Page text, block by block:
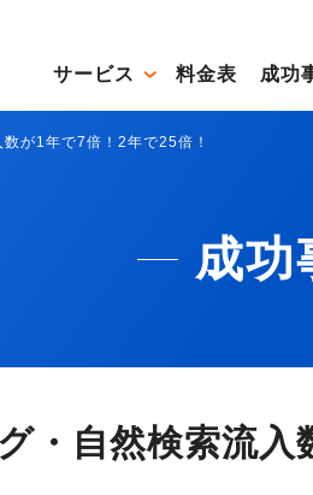
サービス 料金表 成功
が1年で7倍！2年で25倍！
成功
・自然検索流入